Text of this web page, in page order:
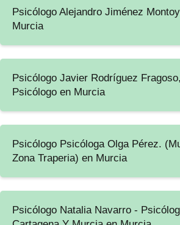
Psicólogo Alejandro Jiménez
Murcia
Psicólogo Javier Rodríguez Fragoso,
Psicólogo en Murcia
Psicólogo Psicóloga Olga Pérez.
Zona Traperia) en Murcia
Psicólogo Natalia Navarro -